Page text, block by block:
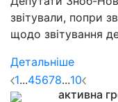
звітували, попри
щодо звітування
Детальніше
1...45678...10
активна